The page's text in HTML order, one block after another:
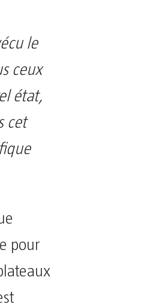
le
ceux
état,
cet
pour